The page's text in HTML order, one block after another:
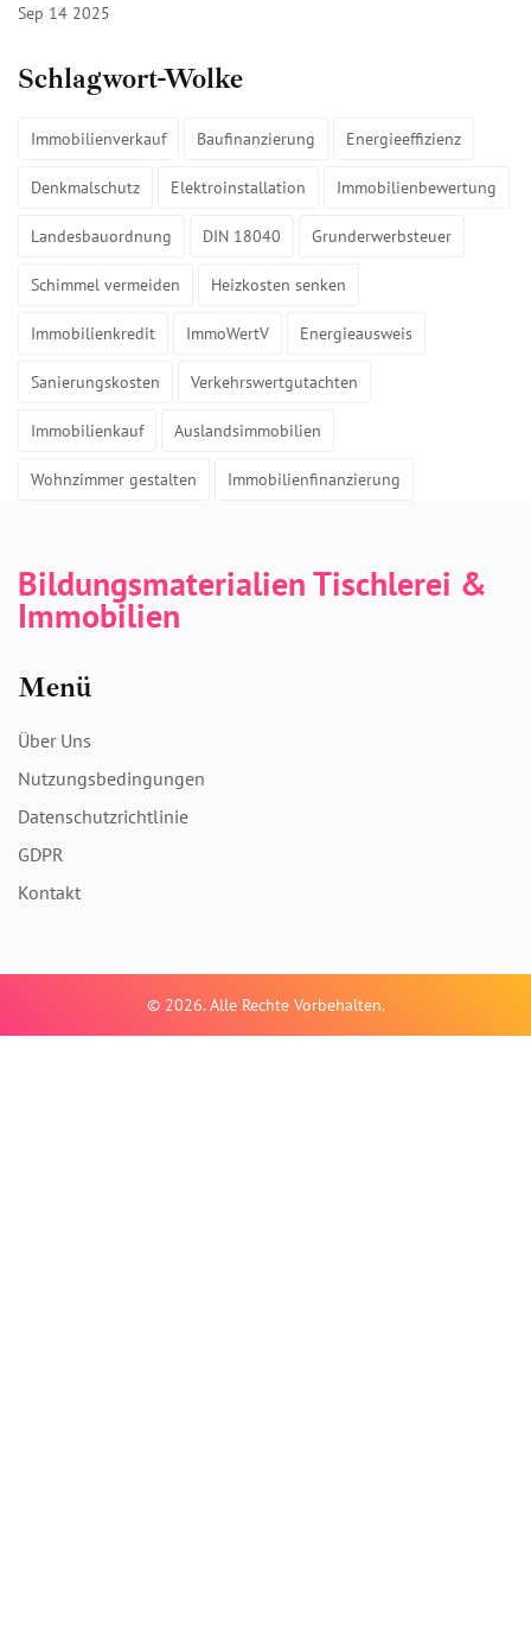
Sep 14 2025
Schlagwort-Wolke
Immobilienverkauf Baufinanzierung Energieeffizienz
Denkmalschutz Elektroinstallation Immobilienbewertung
Landesbauordnung DIN 18040 Grunderwerbsteuer
Schimmel vermeiden Heizkosten senken
Immobilienkredit ImmoWertV Energieausweis
Sanierungskosten Verkehrswertgutachten
Immobilienkauf Auslandsimmobilien
Wohnzimmer gestalten Immobilienfinanzierung
Bildungsmaterialien Tischlerei &
Immobilien
Menü
Über Uns
Nutzungsbedingungen
Datenschutzrichtlinie
GDPR
Kontakt
© 2026. Alle Rechte Vorbehalten.